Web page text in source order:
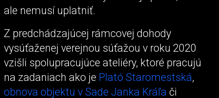
ale nemusí uplatniť.
Z predchádzajúcej rámcovej dohody
vysúťaženej verejnou súťažou v roku 2020
vzišli spolupracujúce ateliéry, ktoré pracujú
na zadaniach ako je Plató Staromestská,
obnova objektu v Sade Janka Kráľa či